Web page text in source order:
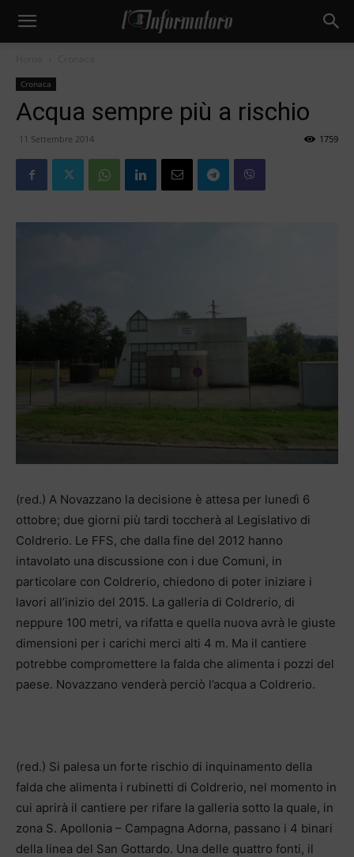
Cronaca
Acqua sempre più a rischio
11 Settembre 2014 1759
(red.) A Novazzano la decisione è attesa per lunedì 6
ottobre; due giorni più tardi toccherà al Legislativo di
Coldrerio. Le FFS, che dalla fine del 2012 hanno
intavolato una discussione con i due Comuni, in
particolare con Coldrerio, chiedono di poter iniziare i
lavori all’inizio del 2015. La galleria di Coldrerio, di
neppure 100 metri, va rifatta e quella nuova avrà le giuste
dimensioni per i carichi merci alti 4 m. Ma il cantiere
potrebbe compromettere la falda che alimenta i pozzi del
paese. Novazzano venderà perciò l’acqua a Coldrerio.
(red.) Si palesa un forte rischio di inquinamento della
falda che alimenta i rubinetti di Coldrerio, nel momento in
cui aprirà il cantiere per rifare la galleria sotto la quale, in
zona S. Apollonia – Campagna Adorna, passano i 4 binari
della linea del San Gottardo. Una delle quattro fonti, il